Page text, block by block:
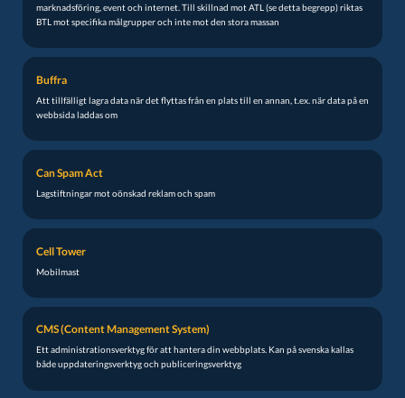
marknadsföring, event och internet. Till skillnad mot ATL (se detta begrepp) riktas
BTL mot specifika målgrupper och inte mot den stora massan
Buffra
Att tillfälligt lagra data när det flyttas från en plats till en annan, t.ex. när data på en
webbsida laddas om
Can Spam Act
Lagstiftningar mot oönskad reklam och spam
Cell Tower
Mobilmast
CMS (Content Management System)
Ett administrationsverktyg för att hantera din webbplats. Kan på svenska kallas
både uppdateringsverktyg och publiceringsverktyg